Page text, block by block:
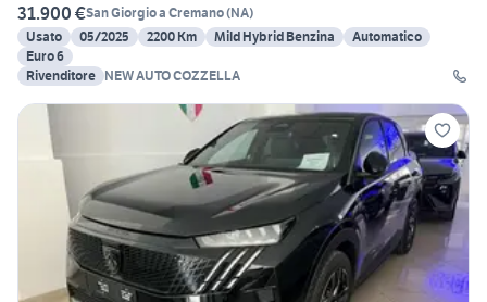
31.900 €San Giorgio a Cremano(NA)
Usato
05/2025 2200 Km Mild Hybrid Benzina
Automatico
Euro 6
Rivenditore NEW AUTO COZZELLA